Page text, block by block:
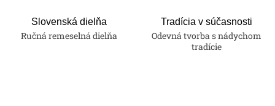
Slovenská dielňa
Ručná remeselná dielňa
Tradícia v súčasnosti
Odevná tvorba s nádychom
tradície